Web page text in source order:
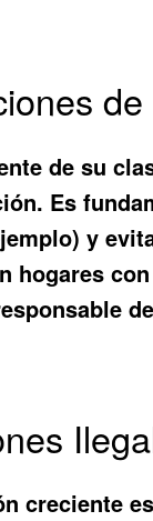
de su
Es
y
hogares
creciente